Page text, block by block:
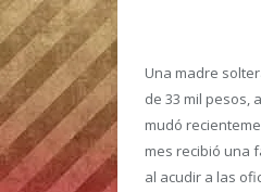
Una madre
de 33 mil pesos,
mudó
mes recibió una
al acudir a las